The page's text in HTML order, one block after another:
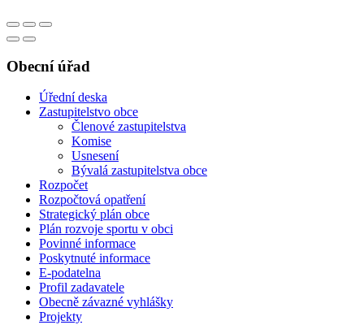
Obecní úřad
Úřední deska
Zastupitelstvo obce
Členové zastupitelstva
Komise
Usnesení
Bývalá zastupitelstva obce
Rozpočet
Rozpočtová opatření
Strategický plán obce
Plán rozvoje sportu v obci
Povinné informace
Poskytnuté informace
E-podatelna
Profil zadavatele
Obecně závazné vyhlášky
Projekty